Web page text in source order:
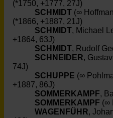
(*1750, +1777, 27J)
SCHMIDT (∞
(*1866, +1887, 21J)
SCHMIDT, Michael
+1864, 63J)
SCHMIDT, Rudolf
SCHNEIDER,
74J)
SCHUPPE (∞
+1887, 86J)
SOMMERKAMPF,
SOMMERKAMPF (∞
WAGENFÜHR,